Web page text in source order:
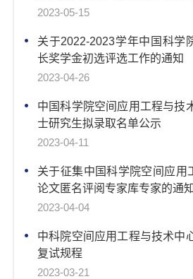
2023-05-15
关于2022-2023学年中国科学
长奖学金初选评选工作的通知
2023-04-26
中国科学院空间应用工程与技
士研究生拟录取名单公示
2023-04-11
关于征集中国科学院空间应用
论文匿名评阅专家库专家的通知
2023-04-04
中科院空间应用工程与技术中
复试规程
2023-03-21